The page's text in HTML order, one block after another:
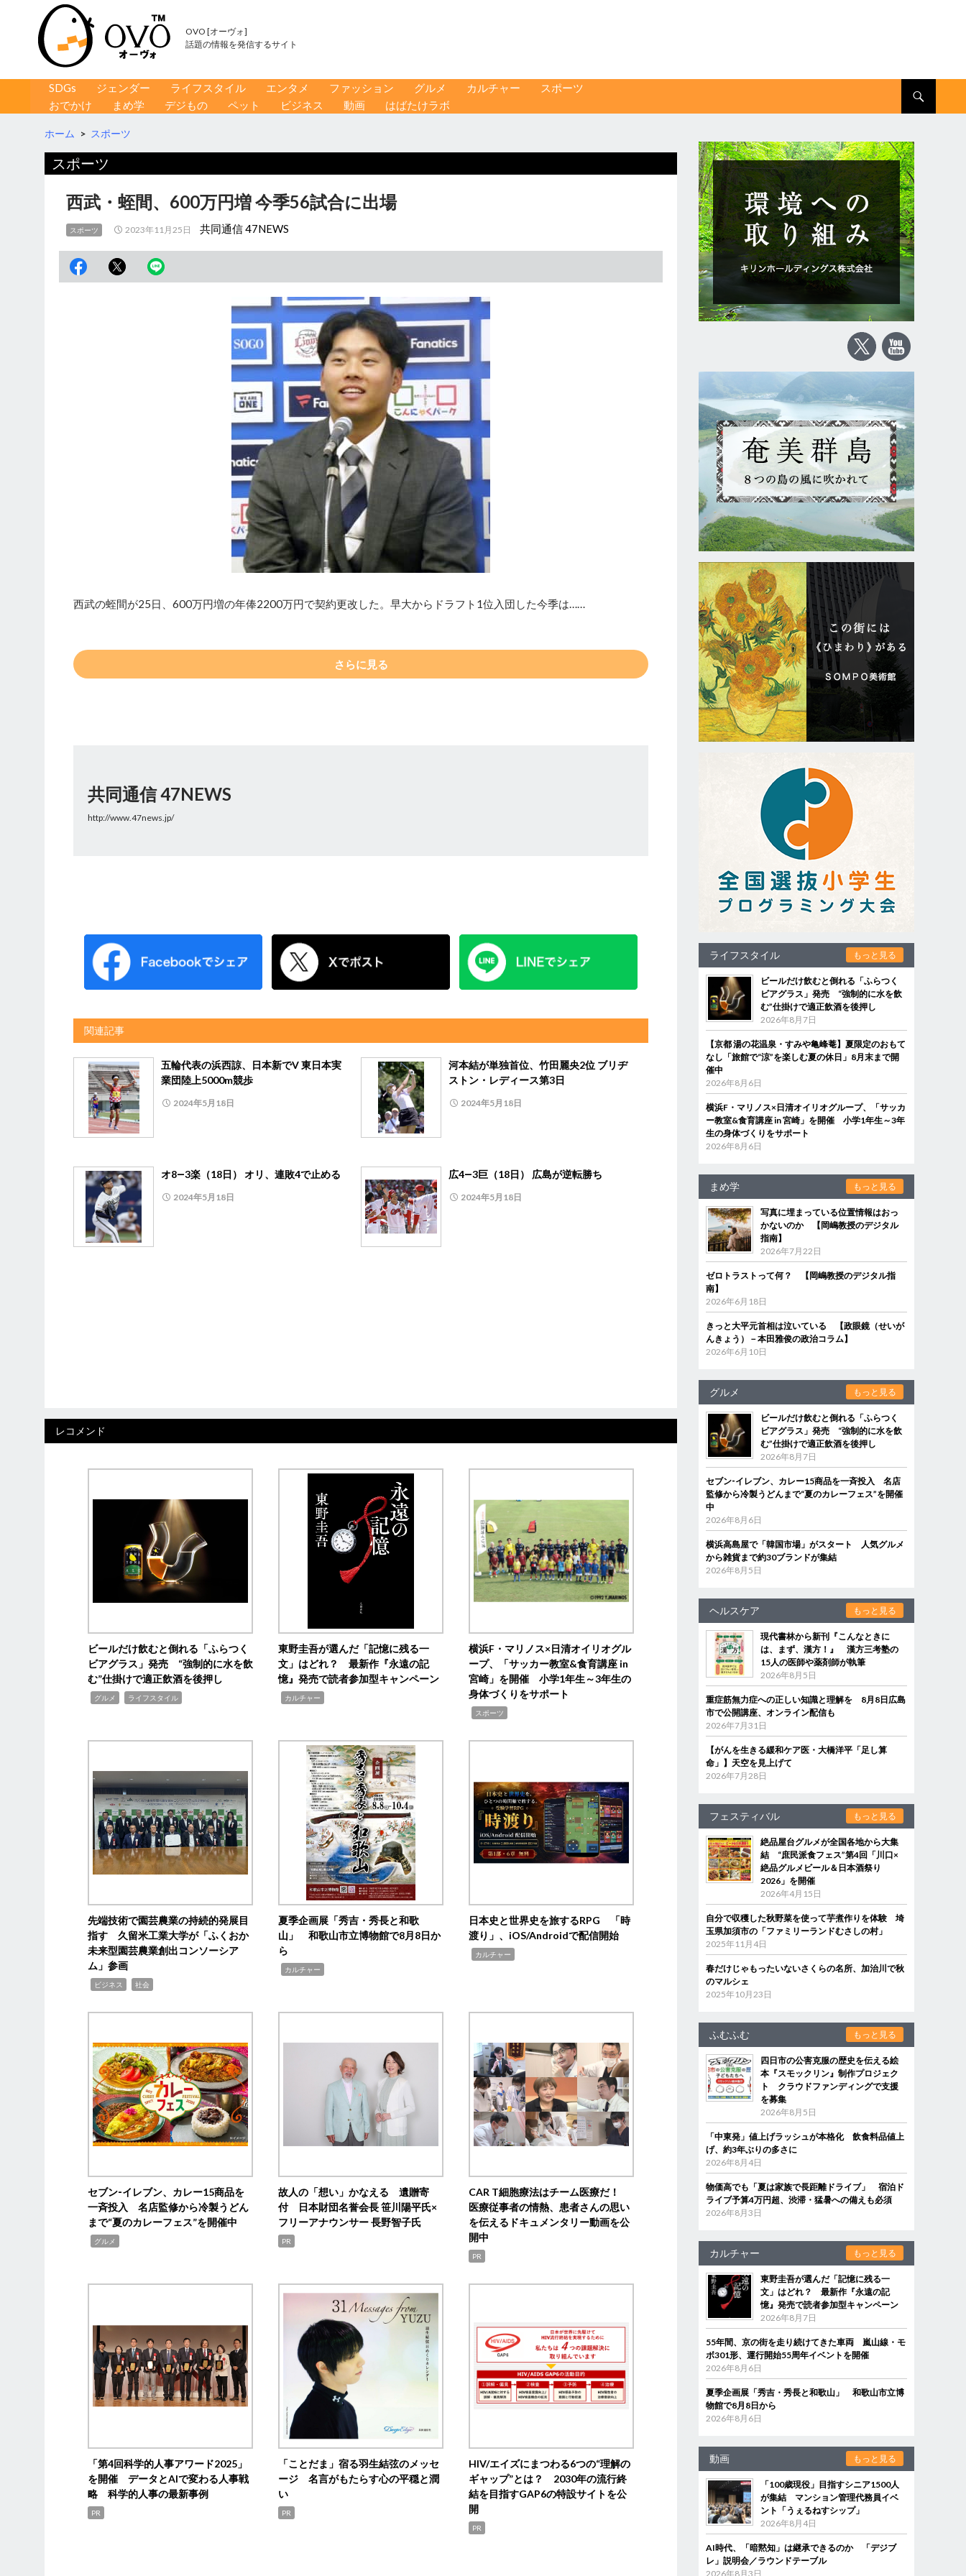
OVO [オーヴォ]
話題の情報を発信するサイト
コンテンツへ移動
SDGs ジェンダー ライフスタイル エンタメ ファッション グルメ カルチャー
スポーツ
おでかけ
まめ学 デジもの ペット ビジネス 動画 はばたけラボ
ホーム > スポーツ
スポーツ
西武・蛭間、600万円増 今季56試合に出場
スポーツ 2023年11月25日 共同通信 47NEWS
西武の蛭間が25日、600万円増の年俸2200万円で契約更改した。早大からドラフト1位入団した今季は……
さらに見る
共同通信 47NEWS
http://www.47news.jp/
関連記事
五輪代表の浜西諒、日本新でV 東日本実
業団陸上5000m競歩
2024年5月18日
河本結が単独首位、竹田麗央2位 ブリヂ
ストン・レディース第3日
2024年5月18日
オ8―3楽（18日） オリ、連敗4で止める
2024年5月18日
広4―3巨（18日） 広島が逆転勝ち
2024年5月18日
レコメンド
ビールだけ飲むと倒れる「ふらつく
ビアグラス」発売 “強制的に水を飲
む”仕掛けで適正飲酒を後押し
グルメ ライフスタイル
東野圭吾が選んだ「記憶に残る一
文」はどれ？ 最新作『永遠の記
憶』発売で読者参加型キャンペーン
カルチャー
横浜F・マリノス×日清オイリオグル
ープ、「サッカー教室&食育講座 in
宮崎」を開催 小学1年生～3年生の
身体づくりをサポート
スポーツ
先端技術で園芸農業の持続的発展目
指す 久留米工業大学が「ふくおか
未来型園芸農業創出コンソーシア
ム」参画
ビジネス 社会
夏季企画展「秀吉・秀長と和歌
山」 和歌山市立博物館で8月8日か
ら
カルチャー
日本史と世界史を旅するRPG 「時
渡り」、iOS/Androidで配信開始
カルチャー
セブン‐イレブン、カレー15商品を
一斉投入 名店監修から冷製うどん
まで“夏のカレーフェス”を開催中
グルメ
故人の「想い」かなえる 遺贈寄
付 日本財団名誉会長 笹川陽平氏×
フリーアナウンサー 長野智子氏
PR
CAR T細胞療法はチーム医療だ！
医療従事者の情熱、患者さんの思い
を伝えるドキュメンタリー動画を公
開中
PR
「第4回科学的人事アワード2025」
を開催 データとAIで変わる人事戦
略 科学的人事の最新事例
PR
「ことだま」宿る羽生結弦のメッセ
ージ 名言がもたらす心の平穏と潤
い
PR
HIV/エイズにまつわる6つの“理解の
ギャップ”とは？ 2030年の流行終
結を目指すGAP6の特設サイトを公
開
PR
ライフスタイル もっと見る
ビールだけ飲むと倒れる「ふらつく
ビアグラス」発売 “強制的に水を飲
む”仕掛けで適正飲酒を後押し
2026年8月7日
【京都 湯の花温泉・すみや亀峰菴】夏限定のおもて
なし「旅館で“涼”を楽しむ夏の休日」8月末まで開
催中
2026年8月6日
横浜F・マリノス×日清オイリオグループ、「サッカ
ー教室&食育講座 in 宮崎」を開催 小学1年生～3年
生の身体づくりをサポート
2026年8月6日
まめ学 もっと見る
写真に埋まっている位置情報はおっ
かないのか 【岡嶋教授のデジタル
指南】
2026年7月22日
ゼロトラストって何？ 【岡嶋教授のデジタル指
南】
2026年6月18日
きっと大平元首相は泣いている 【政眼鏡（せいが
んきょう）－本田雅俊の政治コラム】
2026年6月10日
グルメ もっと見る
ビールだけ飲むと倒れる「ふらつく
ビアグラス」発売 “強制的に水を飲
む”仕掛けで適正飲酒を後押し
2026年8月7日
セブン‐イレブン、カレー15商品を一斉投入 名店
監修から冷製うどんまで“夏のカレーフェス”を開催
中
2026年8月6日
横浜高島屋で「韓国市場」がスタート 人気グルメ
から雑貨まで約30ブランドが集結
2026年8月5日
ヘルスケア もっと見る
現代書林から新刊『こんなときに
は、まず、漢方！』 漢方三考塾の
15人の医師や薬剤師が執筆
2026年8月5日
重症筋無力症への正しい知識と理解を 8月8日広島
市で公開講座、オンライン配信も
2026年7月31日
【がんを生きる緩和ケア医・大橋洋平「足し算
命」】天空を見上げて
2026年7月28日
フェスティバル もっと見る
絶品屋台グルメが全国各地から大集
結 “庶民派食フェス”第4回「川口×
絶品グルメビール＆日本酒祭り
2026」を開催
2026年4月15日
自分で収穫した秋野菜を使って芋煮作りを体験 埼
玉県加須市の「ファミリーランドむさしの村」
2025年11月4日
春だけじゃもったいないさくらの名所、加治川で秋
のマルシェ
2025年10月23日
ふむふむ もっと見る
四日市の公害克服の歴史を伝える絵
本『スモックリン』制作プロジェク
ト クラウドファンディングで支援
を募集
2026年8月5日
「中東発」値上げラッシュが本格化 飲食料品値上
げ、約3年ぶりの多さに
2026年8月4日
物価高でも「夏は家族で長距離ドライブ」 宿泊ド
ライブ予算4万円超、渋滞・猛暑への備えも必須
2026年8月3日
カルチャー もっと見る
東野圭吾が選んだ「記憶に残る一
文」はどれ？ 最新作『永遠の記
憶』発売で読者参加型キャンペーン
2026年8月7日
55年間、京の街を走り続けてきた車両 嵐山線・モ
ボ301形、運行開始55周年イベントを開催
2026年8月6日
夏季企画展「秀吉・秀長と和歌山」 和歌山市立博
物館で8月8日から
2026年8月6日
動画 もっと見る
「100歳現役」目指すシニア1500人
が集結 マンション管理代務員イベ
ント「うぇるねすシップ」
2026年8月4日
AI時代、「暗黙知」は継承できるのか 「デジブ
レ」説明会／ラウンドテーブル
2026年8月3日